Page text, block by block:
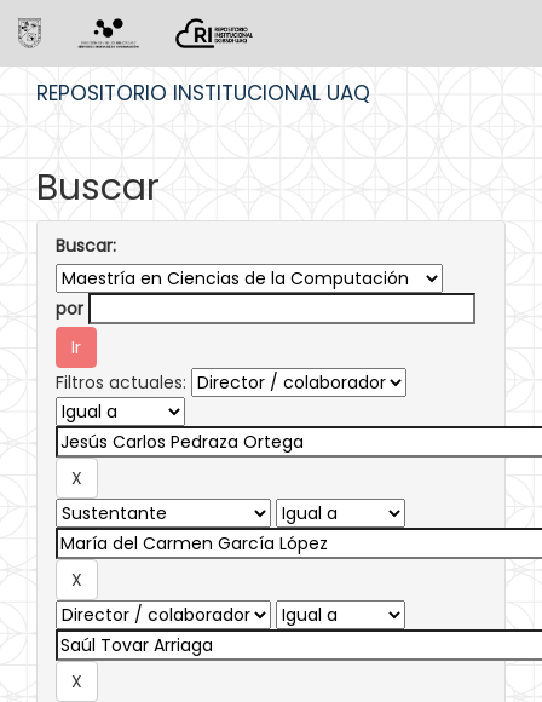
REPOSITORIO INSTITUCIONAL UAQ
Buscar
Buscar:
por
Filtros actuales: